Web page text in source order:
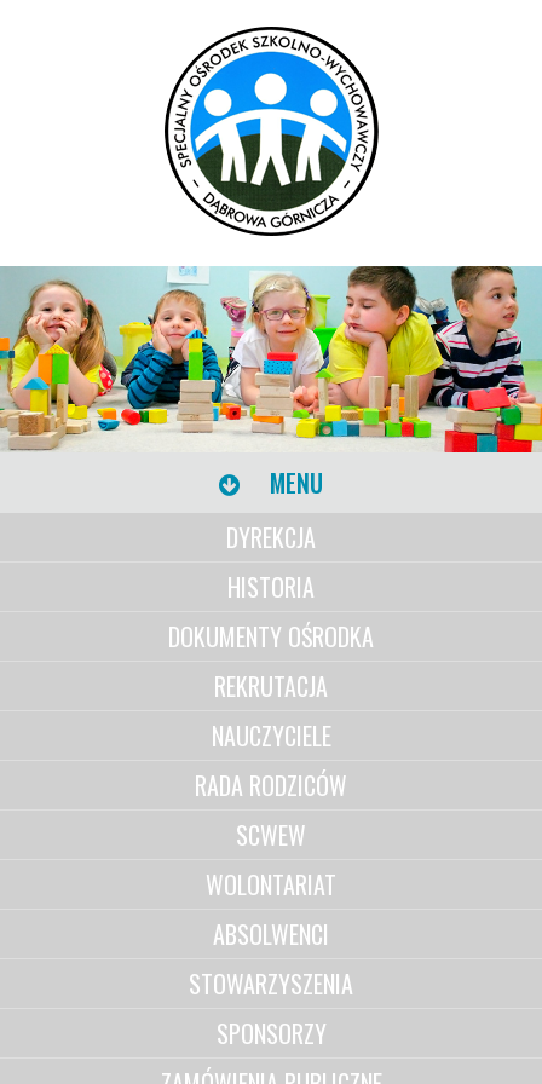
MENU
DYREKCJA
HISTORIA
DOKUMENTY OŚRODKA
REKRUTACJA
NAUCZYCIELE
RADA RODZICÓW
SCWEW
WOLONTARIAT
ABSOLWENCI
STOWARZYSZENIA
SPONSORZY